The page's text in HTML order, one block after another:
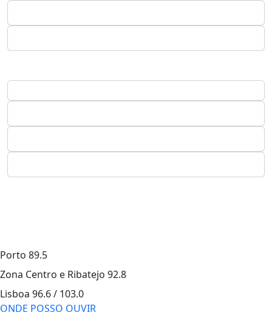
Porto 89.5
Zona Centro e Ribatejo 92.8
Lisboa 96.6 / 103.0
ONDE POSSO OUVIR